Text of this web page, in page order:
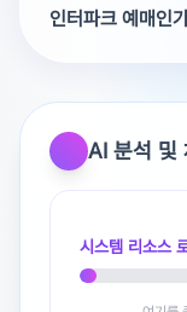
인터파크 예매인
세요!
광고 [X]를 누르면
AI 분석 및
시스템 리소스